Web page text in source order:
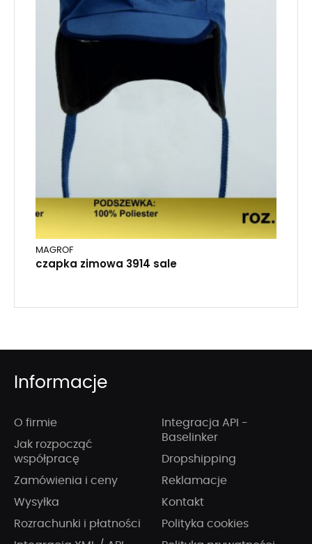
MAGROF
czapka zimowa 3914 sale
Informacje
O firmie
Jak rozpocząć
współpracę
Zamówienia i ceny
Wysyłka
Rozrachunki i płatności
Integracja API -
Baselinker
Dropshipping
Reklamacje
Kontakt
Polityka cookies